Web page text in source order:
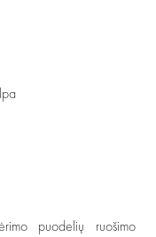
puodelių ruošimo